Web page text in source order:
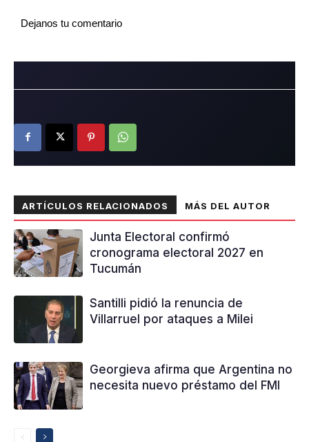
Dejanos tu comentario
ARTÍCULOS RELACIONADOS MÁS DEL AUTOR
Junta Electoral confirmó
cronograma electoral 2027 en
Tucumán
Santilli pidió la renuncia de
Villarruel por ataques a Milei
Georgieva afirma que Argentina no
necesita nuevo préstamo del FMI